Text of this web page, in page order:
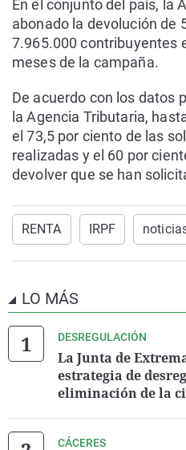
En el conjunto del país, la
abonado la devolución de
7.965.000 contribuyentes
meses de la campaña.
De acuerdo con los datos
la Agencia Tributaria,
el 73,5 por ciento de las
realizadas y el 60 por
devolver que se han
RENTA IRPF
LO MÁS
DESREGULACIÓN
La Junta de
estrategia de
eliminación de la
CÁCERES